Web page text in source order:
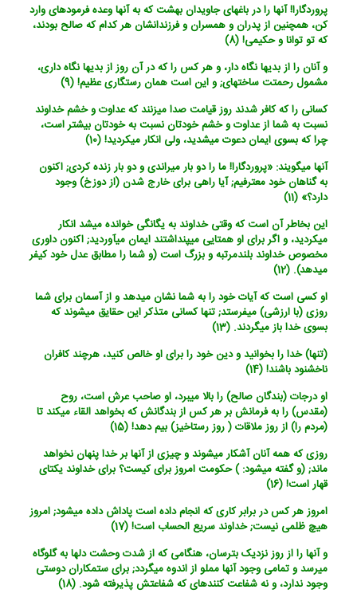
پروردگارا! آنها را در باغهای جاویدان بهشت که به آنها وعده فرموده‏ای وارد
کن، همچنین از پدران و همسران و فرزندانشان هر کدام که صالح بودند،
که تو توانا و حکیمی! (8)
و آنان را از بدیها نگاه دار، و هر کس را که در آن روز از بدیها نگاه داری،
مشمول رحمتت ساخته‏ای; و این است همان رستگاری عظیم! (9)
کسانی را که کافر شدند روز قیامت صدا می‏زنند که عداوت و خشم خداوند
نسبت به شما از عداوت و خشم خودتان نسبت به خودتان بیشتر است،
چرا که بسوی ایمان دعوت می‏شدید، ولی انکار می‏کردید! (10)
آنها می‏گویند: «پروردگارا! ما را دو بار میراندی و دو بار زنده کردی; اکنون
به گناهان خود معترفیم; آیا راهی برای خارج شدن (از دوزخ) وجود
دارد؟» (11)
این بخاطر آن است که وقتی خداوند به یگانگی خوانده می‏شد انکار
می‏کردید، و اگر برای او همتایی می‏پنداشتند ایمان می‏آوردید; اکنون داوری
مخصوص خداوند بلندمرتبه و بزرگ است (و شما را مطابق عدل خود کیفر
می‏دهد). (12)
او کسی است که آیات خود را به شما نشان می‏دهد و از آسمان برای شما
روزی (با ارزشی) می‏فرستد; تنها کسانی متذکر این حقایق می‏شوند که
بسوی خدا باز می‏گردند. (13)
(تنها) خدا را بخوانید و دین خود را برای او خالص کنید، هرچند کافران
ناخشنود باشند! (14)
او درجات (بندگان صالح) را بالا می‏برد، او صاحب عرش است، روح
(مقدس) را به فرمانش بر هر کس از بندگانش که بخواهد القاء می‏کند تا
(مردم را) از روز ملاقات ( روز رستاخیز) بیم دهد! (15)
روزی که همه آنان آشکار می‏شوند و چیزی از آنها بر خدا پنهان نخواهد
ماند; (و گفته می‏شود: ) حکومت امروز برای کیست؟ برای خداوند یکتای
قهار است! (16)
امروز هر کس در برابر کاری که انجام داده است پاداش داده می‏شود; امروز
هیچ ظلمی نیست; خداوند سریع الحساب است! (17)
و آنها را از روز نزدیک بترسان، هنگامی که از شدت وحشت دلها به گلوگاه
می‏رسد و تمامی وجود آنها مملو از اندوه می‏گردد; برای ستمکاران دوستی
وجود ندارد، و نه شفاعت کننده‏ای که شفاعتش پذیرفته شود. (18)